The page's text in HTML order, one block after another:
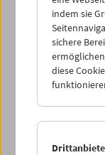
In person:
indem sie
sichere
diese